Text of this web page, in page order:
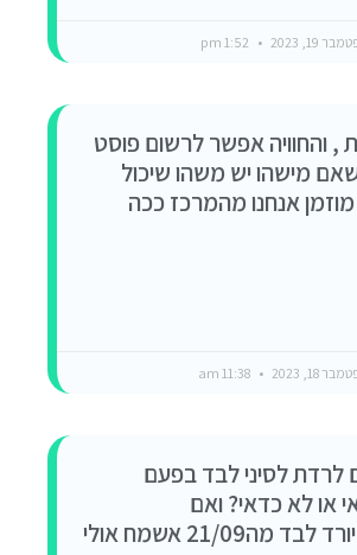
19, 2023
והחוויה אפשר לרשום פוסט
מישהו יש משהו שיכול
מוזמן אנחנו מהמרכז ככה
18, 2023
לרדת לסיני לבד בפעם
או לא כדאי? ואם
מישהו/מישהי יורד לבד מה21/09 אשמח אולי